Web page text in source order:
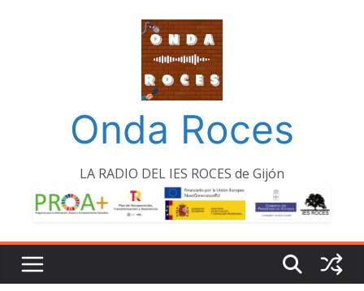
Onda Roces
LA RADIO DEL IES ROCES de Gijón